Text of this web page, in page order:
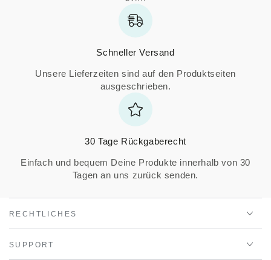
Schneller Versand
Unsere Lieferzeiten sind auf den Produktseiten
ausgeschrieben.
30 Tage Rückgaberecht
Einfach und bequem Deine Produkte innerhalb von 30
Tagen an uns zurück senden.
RECHTLICHES
SUPPORT